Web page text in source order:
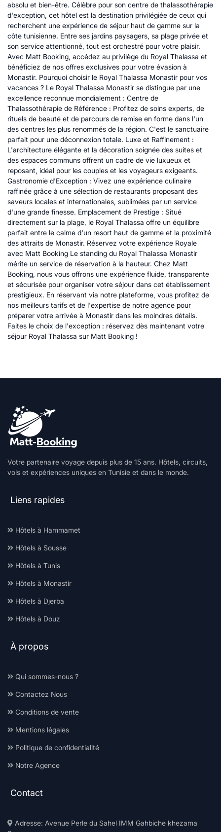
absolu et bien-être. Célèbre pour son centre de thalassothérapie
d'exception, cet hôtel est la destination privilégiée de ceux qui
recherchent une expérience de séjour haut de gamme sur la
côte tunisienne. Entre ses jardins paysagers, sa plage privée et
son service attentionné, tout est orchestré pour votre plaisir.
Avec Matt Booking, accédez au privilège du Royal Thalassa et
bénéficiez de nos offres exclusives pour votre évasion à
Monastir. Pourquoi choisir le Royal Thalassa Monastir pour vos
vacances ? Le Royal Thalassa Monastir se distingue par une
excellence reconnue mondialement : Centre de
Thalassothérapie de Référence : Profitez de soins experts, de
rituels de beauté et de parcours de remise en forme dans l'un
des centres les plus renommés de la région. C'est le sanctuaire
parfait pour une déconnexion totale. Luxe et Raffinement :
L'architecture élégante et la décoration soignée des suites et
des espaces communs offrent un cadre de vie luxueux et
reposant, idéal pour les couples et les voyageurs exigeants.
Gastronomie d'Exception : Vivez une expérience culinaire
raffinée grâce à une sélection de restaurants proposant des
saveurs locales et internationales, sublimées par un service
d'une grande finesse. Emplacement de Prestige : Situé
directement sur la plage, le Royal Thalassa offre un équilibre
parfait entre le calme d'un resort haut de gamme et la proximité
des attraits de Monastir. Réservez votre expérience Royale
avec Matt Booking Le standing du Royal Thalassa Monastir
mérite un service de réservation à la hauteur. Chez Matt
Booking, nous vous offrons une expérience fluide, transparente
et sécurisée pour organiser votre séjour dans cet établissement
prestigieux. En réservant via notre plateforme, vous profitez de
nos meilleurs tarifs et de l'expertise de notre agence pour
préparer votre arrivée à Monastir dans les moindres détails.
Faites le choix de l'exception : réservez dès maintenant votre
séjour Royal Thalassa sur Matt Booking !
Votre partenaire voyage depuis plus de 15 ans. Hôtels, circuits,
vols et expériences uniques en Tunisie et dans le monde.
Liens rapides
Hôtels à Hammamet
Hôtels à Sousse
Hôtels à Tunis
Hôtels à Monastir
Hôtels à Djerba
Hôtels à Douz
À propos
Qui sommes-nous ?
Contactez Nous
Conditions de vente
Mentions légales
Politique de confidentialité
Notre Agence
Contact
Adresse: Avenue Perle du Sahel IMM Gahbiche khezama